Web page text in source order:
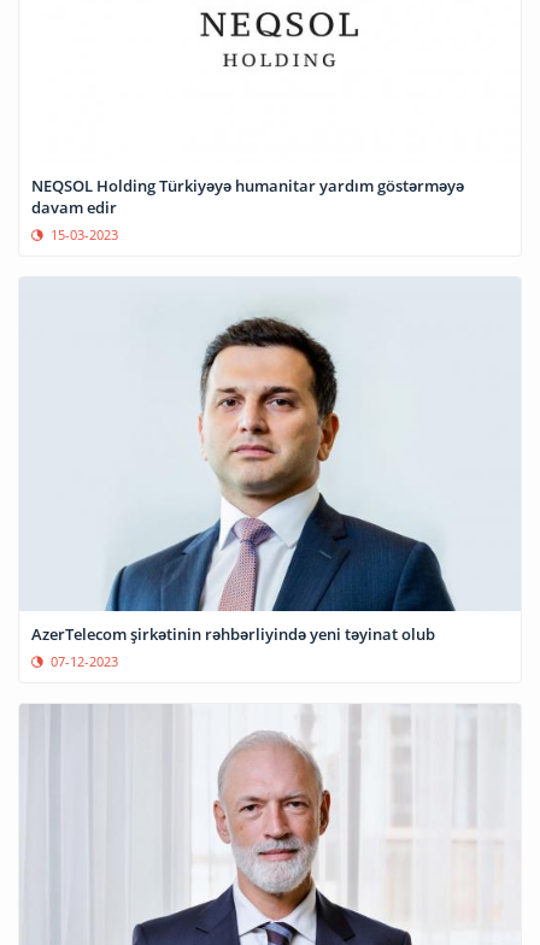
NEQSOL Holding Türkiyəyə humanitar yardım göstərməyə
davam edir
15-03-2023
AzerTelecom şirkətinin rəhbərliyində yeni təyinat olub
07-12-2023